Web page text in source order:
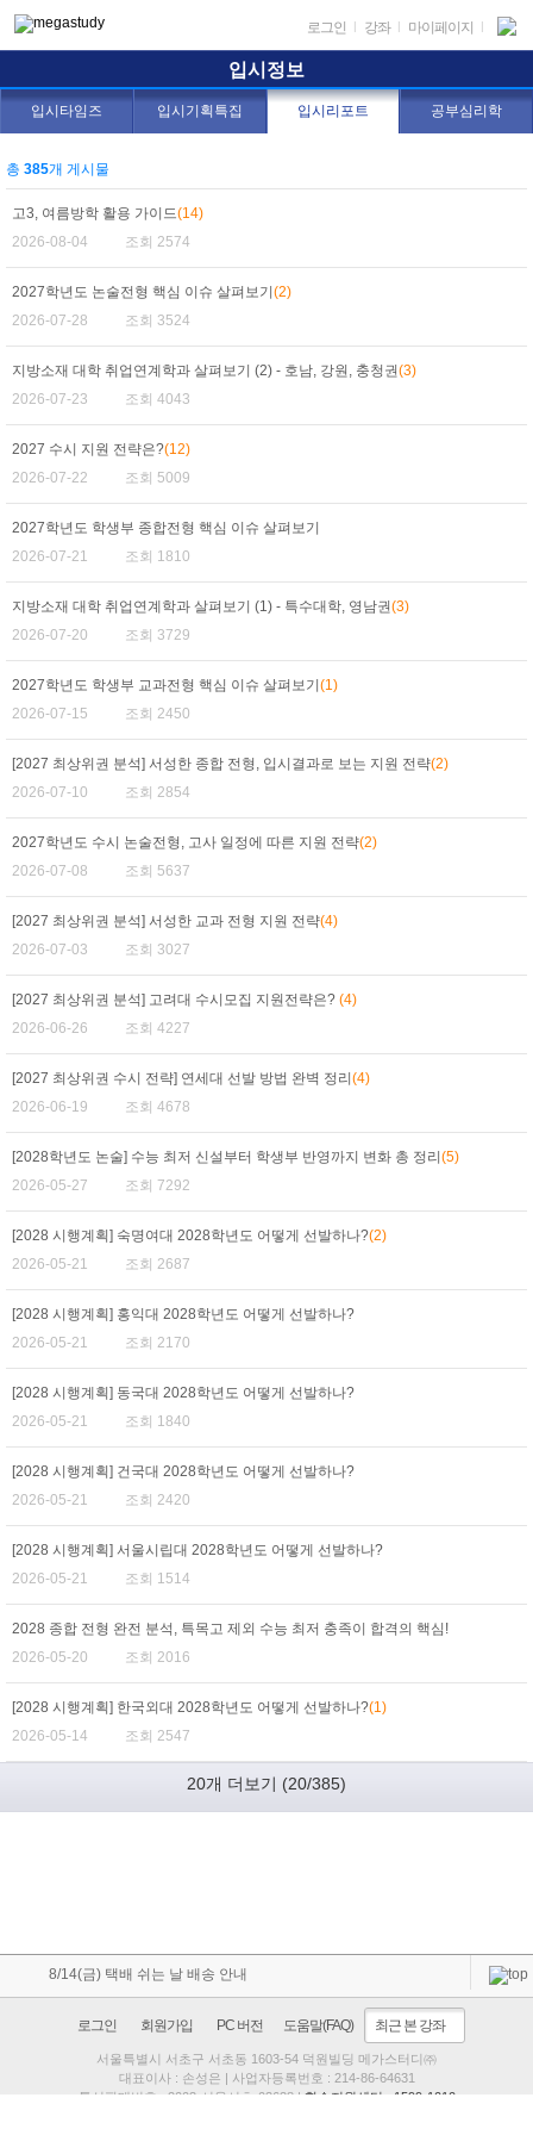
로그인 | 강좌 | 마이페이지 |
입시정보
입시타임즈 입시기획특집 입시리포트 공부심리학
총 385개 게시물
고3, 여름방학 활용 가이드(14)
2026-08-04
조회 2574
2027학년도 논술전형 핵심 이슈 살펴보기 (2)
2026-07-28
조회 3524
지방소재 대학 취업연계학과 살펴보기 (2) - 호남, 강원, 충청권(3)
2026-07-23
조회 4043
2027 수시 지원 전략은?(12)
2026-07-22
조회 5009
2027학년도 학생부 종합전형 핵심 이슈 살펴보기
2026-07-21
조회 1810
지방소재 대학 취업연계학과 살펴보기 (1) - 특수대학, 영남권(3)
2026-07-20
조회 3729
2027학년도 학생부 교과전형 핵심 이슈 살펴보기 (1)
2026-07-15
조회 2450
[2027 최상위권 분석] 서성한 종합 전형, 입시결과로 보는 지원 전략(2)
2026-07-10
조회 2854
2027학년도 수시 논술전형, 고사 일정에 따른 지원 전략(2)
2026-07-08
조회 5637
[2027 최상위권 분석] 서성한 교과 전형 지원 전략(4)
2026-07-03
조회 3027
[2027 최상위권 분석] 고려대 수시모집 지원전략은? (4)
2026-06-26
조회 4227
[2027 최상위권 수시 전략] 연세대 선발 방법 완벽 정리 (4)
2026-06-19
조회 4678
[2028학년도 논술] 수능 최저 신설부터 학생부 반영까지 변화 총 정리 (5)
2026-05-27
조회 7292
[2028 시행계획] 숙명여대 2028학년도 어떻게 선발하나?(2)
2026-05-21
조회 2687
[2028 시행계획] 홍익대 2028학년도 어떻게 선발하나?
2026-05-21
조회 2170
[2028 시행계획] 동국대 2028학년도 어떻게 선발하나?
2026-05-21
조회 1840
[2028 시행계획] 건국대 2028학년도 어떻게 선발하나?
2026-05-21
조회 2420
[2028 시행계획] 서울시립대 2028학년도 어떻게 선발하나?
2026-05-21
조회 1514
2028 종합 전형 완전 분석, 특목고 제외 수능 최저 충족이 합격의 핵심!
2026-05-20
조회 2016
[2028 시행계획] 한국외대 2028학년도 어떻게 선발하나?(1)
2026-05-14
조회 2547
20개 더보기 (20/385)
8/14(금) 택배 쉬는 날 배송 안내
로그인 회원가입 PC 버전 도움말(FAQ) 최근 본 강좌
서울특별시 서초구 서초동 1603-54 덕원빌딩 메가스터디㈜
대표이사 : 손성은 | 사업자등록번호 : 214-86-64631
통신판매번호 : 2003-서울서초-03638 | 학습지원센터 : 1599-1010